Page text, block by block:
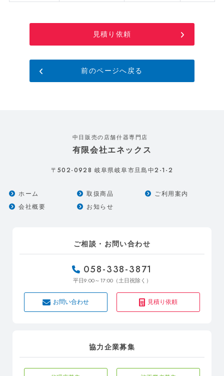
前のページへ戻る
見積り依頼
中日販売の店舗什器専門店
有限会社エネックス
〒502-0928 岐阜県岐阜市旦島中2-1-2
ホーム 取扱商品
ご利用案内
会社概要
お知らせ
ご相談・お問い合わせ
058-338-3871
平日9:00～17:00（土日祝除く）
お問い合わせ 見積り依頼
協力企業募集